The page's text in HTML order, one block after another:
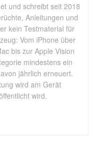
und schreibt seit 2018
Anleitungen und
kein Testmaterial für
Vom iPhone über
bis zur Apple Vision
mindestens ein
jährlich erneuert.
wird am Gerät
wird.